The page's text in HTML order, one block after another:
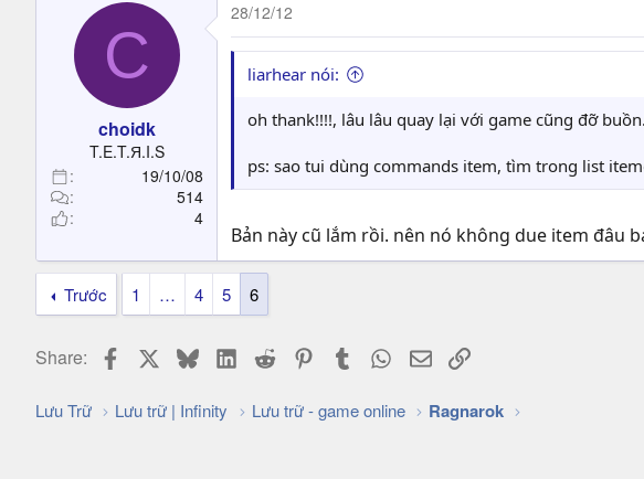
C
choidk
T.E.T.Я.I.S
19/10/08
514
4
28/12/12
liarhear nói:
oh thank!!!!, lâu lâu quay lại với game cũng đỡ
ps: sao tui dùng commands item, tìm trong list
Bản này cũ lắm rồi. nên nó không due item đâu
Trước 1 … 4 5 6
Share: FacebookBlueskyLinkedIn
Reddit Pinterest
Tumblr WhatsApp
EmailLink
Lưu Trữ Lưu trữ | Infinity Lưu trữ - game online Ragnarok